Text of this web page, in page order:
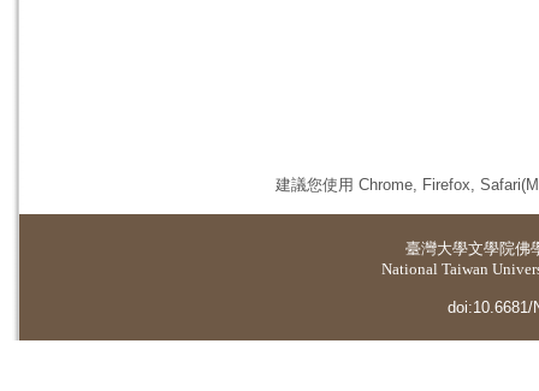
建議您使用 Chrome, Firefox,
臺灣大學文學院佛
National Taiwan
doi:10.6681/